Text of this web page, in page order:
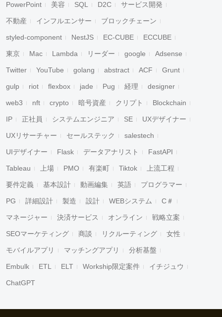
PowerPoint 美容 SQL D2C サービス開発
不動産 インフルエンサー ブロックチェーン
styled-component NestJS EC-CUBE ECCUBE
東京 Mac Lambda リーダー google Adsense
Twitter YouTube golang abstract ACF Grunt
gulp riot flexbox jade Pug 経理 designer
web3 nft crypto 暗号資産 クリプト Blockchain
IP 正社員 システムエンジニア SE UXデザイナー
UXリサーチャー セールステック salestech
UIデザイナー Flask データアナリスト FastAPI
Tableau 上場 PMO 有楽町 Tiktok 上流工程
要件定義 基本設計 動画編集 英語 プログラマー
PG 詳細設計 製造 設計 WEBシステム C＃
マネージャー 決済サービス オンライン 戦略立案
SEOマーケティング 商談 リクルーティング 女性
モバイルアプリ マッチングアプリ 分析基盤
Embulk ETL ELT Workship限定案件 イチジュウ
ChatGPT